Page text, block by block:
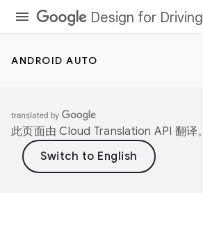
Design for Driving
ANDROID AUTO
此页面由Cloud Translation API 翻译。